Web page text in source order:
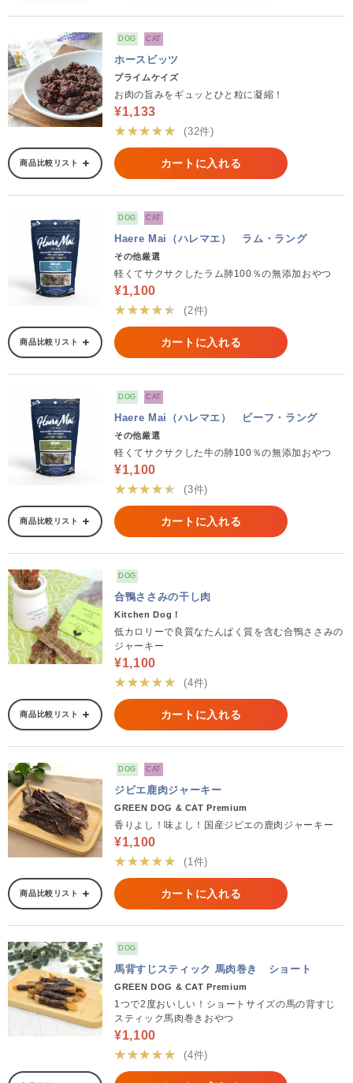
DOG CAT
ホースビッツ
プライムケイズ
お肉の旨みをギュッとひと粒に凝縮！
¥1,133
★★★★★
(32件)
商品比較リスト カートに入れる
DOG CAT
Haere Mai（ハレマエ） ラム・ラング
その他厳選
軽くてサクサクしたラム肺100％の無添加おやつ
¥1,100
★★★★★
(2件)
商品比較リスト カートに入れる
DOG CAT
Haere Mai（ハレマエ） ビーフ・ラング
その他厳選
軽くてサクサクした牛の肺100％の無添加おやつ
¥1,100
★★★★★
(3件)
商品比較リスト カートに入れる
DOG
合鴨ささみの干し肉
Kitchen Dog！
低カロリーで良質なたんぱく質を含む合鴨ささみの
ジャーキー
¥1,100
★★★★★
(4件)
商品比較リスト カートに入れる
DOG CAT
ジビエ鹿肉ジャーキー
GREEN DOG & CAT Premium
香りよし！味よし！国産ジビエの鹿肉ジャーキー
¥1,100
★★★★★
(1件)
商品比較リスト カートに入れる
DOG
馬背すじスティック 馬肉巻き ショート
GREEN DOG & CAT Premium
1つで2度おいしい！ショートサイズの馬の背すじ
スティック馬肉巻きおやつ
¥1,100
★★★★★
(4件)